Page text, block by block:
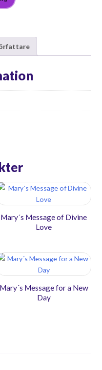
Mary´s Message of Divine
Love
Mary´s Message for a New
Day